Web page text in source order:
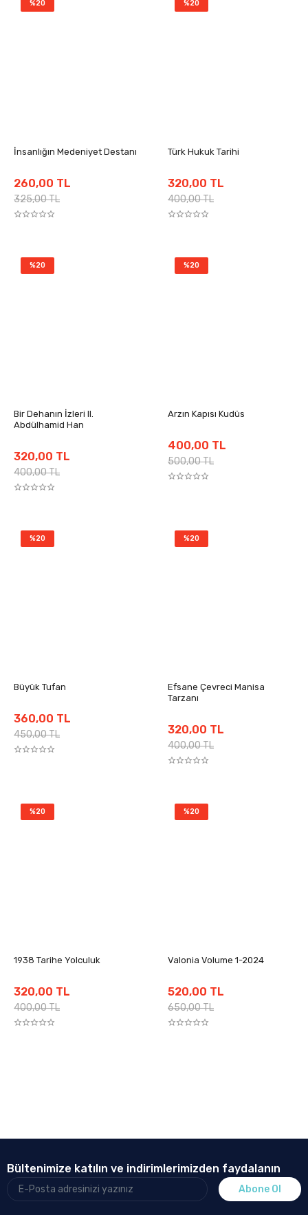
%20
İnsanlığın Medeniyet Destanı
260,00 TL
325,00 TL
%20
Türk Hukuk Tarihi
320,00 TL
400,00 TL
%20
Bir Dehanın İzleri II.
Abdülhamid Han
320,00 TL
400,00 TL
%20
Arzın Kapısı Kudüs
400,00 TL
500,00 TL
%20
Büyük Tufan
360,00 TL
450,00 TL
%20
Efsane Çevreci Manisa
Tarzanı
320,00 TL
400,00 TL
%20
1938 Tarihe Yolculuk
320,00 TL
400,00 TL
%20
Valonia Volume 1-2024
520,00 TL
650,00 TL
Bültenimize katılın ve indirimlerimizden faydalanın
Abone Ol